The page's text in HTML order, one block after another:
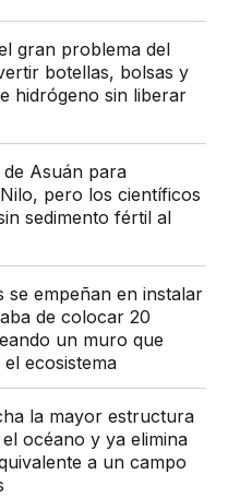
gran problema del
botellas, bolsas y
hidrógeno sin liberar
Asuán para
pero los científicos
sedimento fértil al
se empeñan en instalar
de colocar 20
un muro que
ecosistema
la mayor estructura
océano y ya elimina
a un campo